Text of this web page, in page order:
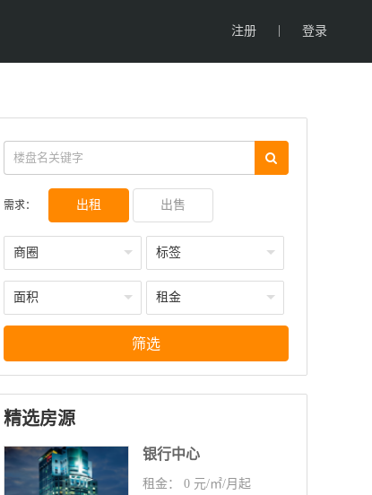
注册 登录
需求： 出租 出售
商圈 标签
面积 租金
筛选
精选房源
银行中心
租金： 0 元/㎡/月起